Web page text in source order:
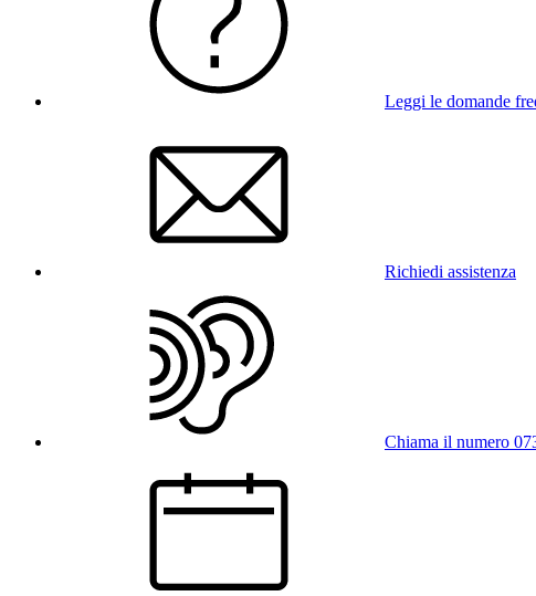
Leggi le domande
Richiedi assistenza
Chiama il numero